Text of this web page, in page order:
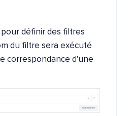
définir des filtres
du filtre sera exécuté
correspondance d'une